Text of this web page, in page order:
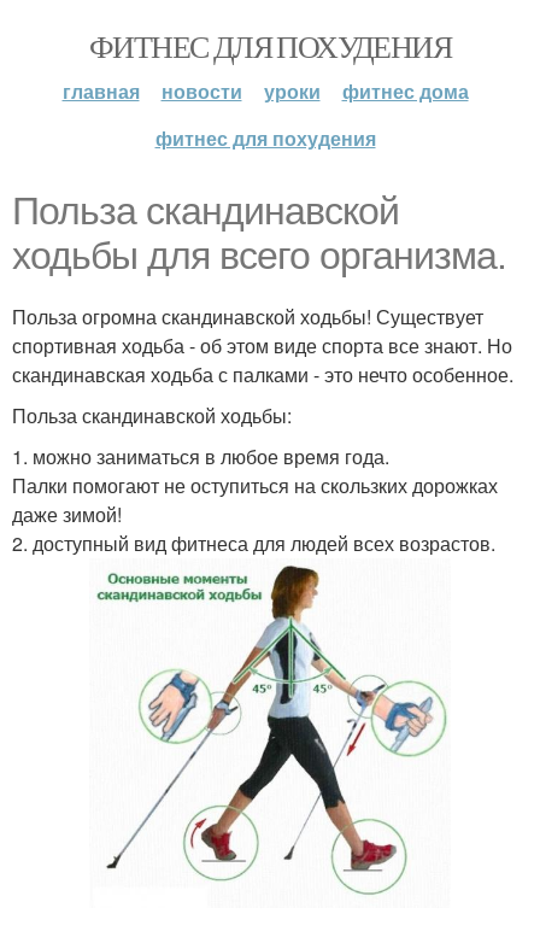
ФИТНЕС ДЛЯ ПОХУДЕНИЯ
главная новости уроки
фитнес дома
фитнес для похудения
Польза скандинавской
ходьбы для всего организма.
Польза огромна скандинавской ходьбы! Существует
спортивная ходьба - об этом виде спорта все знают. Но
скандинавская ходьба с палками - это нечто особенное.
Польза скандинавской ходьбы:
1. можно заниматься в любое время года.
Палки помогают не оступиться на скользких дорожках
даже зимой!
2. доступный вид фитнеса для людей всех возрастов.